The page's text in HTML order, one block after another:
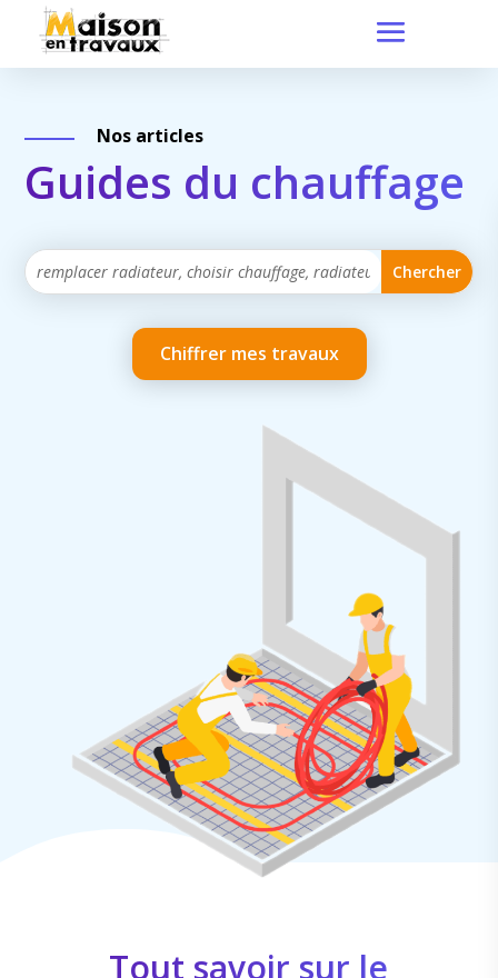
Nos articles
Guides du chauffage
Chiffrer mes travaux
Tout savoir sur le